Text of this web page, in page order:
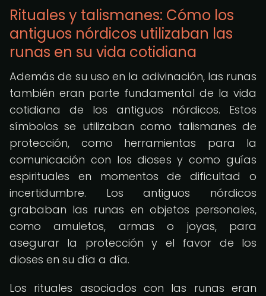
Rituales y talismanes: Cómo los
antiguos nórdicos utilizaban las
runas en su vida cotidiana
Además de su uso en la adivinación, las runas
también eran parte fundamental de la vida
cotidiana de los antiguos nórdicos. Estos
símbolos se utilizaban como talismanes de
protección, como herramientas para la
comunicación con los dioses y como guías
espirituales en momentos de dificultad o
incertidumbre. Los antiguos nórdicos
grababan las runas en objetos personales,
como amuletos, armas o joyas, para
asegurar la protección y el favor de los
dioses en su día a día.
Los rituales asociados con las runas eran